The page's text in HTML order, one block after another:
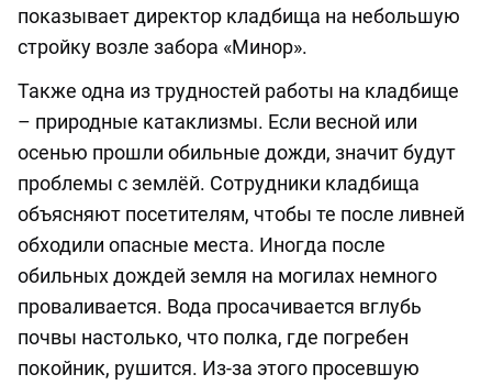
показывает директор кладбища на небольшую
стройку возле забора «Минор».
Также одна из трудностей работы на кладбище
– природные катаклизмы. Если весной или
осенью прошли обильные дожди, значит будут
проблемы с землёй. Сотрудники кладбища
объясняют посетителям, чтобы те после ливней
обходили опасные места. Иногда после
обильных дождей земля на могилах немного
проваливается. Вода просачивается вглубь
почвы настолько, что полка, где погребен
покойник, рушится. Из-за этого просевшую